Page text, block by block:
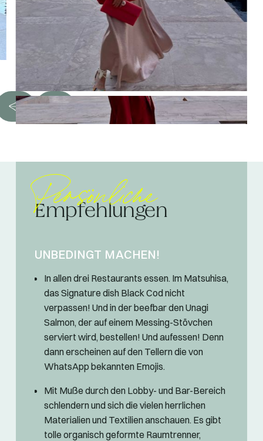
Persönliche
Empfehlungen
UNBEDINGT MACHEN!
In allen drei Restaurants essen. Im Matsuhisa,
das Signature dish Black Cod nicht
verpassen! Und in der beefbar den Unagi
Salmon, der auf einem Messing-Stövchen
serviert wird, bestellen! Und aufessen! Denn
dann erscheinen auf den Tellern die von
WhatsApp bekannten Emojis.
Mit Muße durch den Lobby- und Bar-Bereich
schlendern und sich die vielen herrlichen
Materialien und Textilien anschauen. Es gibt
tolle organisch geformte Raumtrenner,